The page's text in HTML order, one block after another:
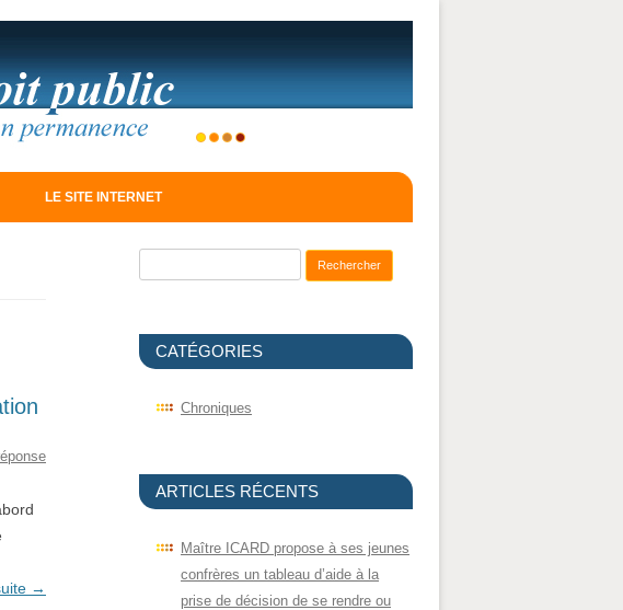
LE SITE INTERNET
→
CATÉGORIES
Chroniques
ARTICLES RÉCENTS
Maître ICARD propose à ses jeunes
confrères un tableau d’aide à la
prise de décision de se rendre ou